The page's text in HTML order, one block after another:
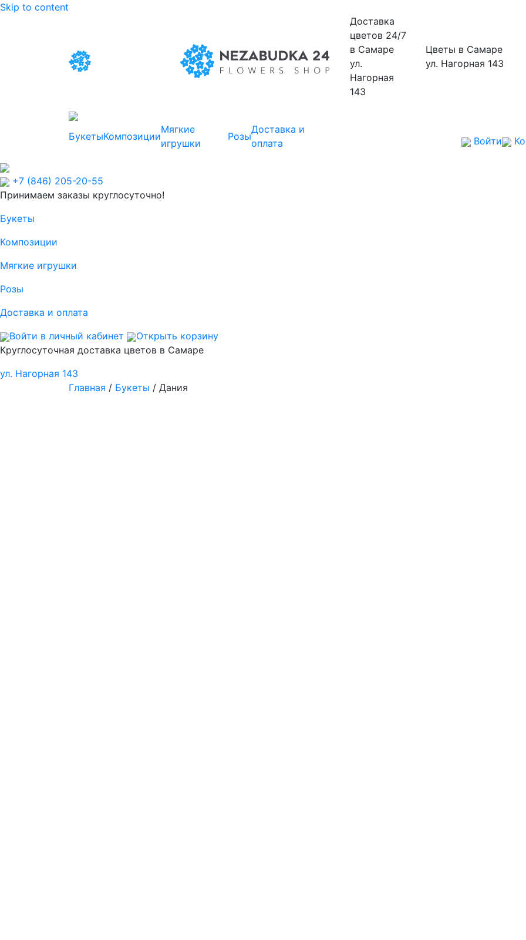
Skip to content
Доставка
цветов 24/7
в Самаре
ул.
Нагорная
143
Цветы в Самаре
ул. Нагорная 143
БукетыКомпозиции
Мягкие
игрушки
Розы
Доставка и
оплата
Войти
+7 (846) 205-20-55
Принимаем заказы круглосуточно!
Букеты
Композиции
Мягкие игрушки
Розы
Доставка и оплата
Войти в личный кабинет
Открыть корзину
Круглосуточная доставка цветов в Самаре
ул. Нагорная 143
Главная / Букеты / Дания